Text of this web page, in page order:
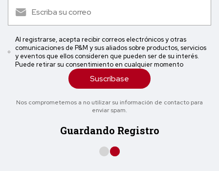
Al registrarse, acepta recibir correos electrónicos y otras
comunicaciones de P&M y sus aliados sobre productos, servicios
y eventos que ellos consideren que pueden ser de su interés.
Puede retirar su consentimiento en cualquier momento
Suscríbase
Nos comprometemos a no utilizar su información de contacto para
enviar spam.
Guardando Registro